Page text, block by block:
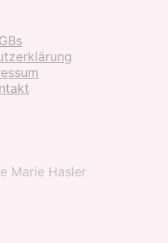
Marie Hasler